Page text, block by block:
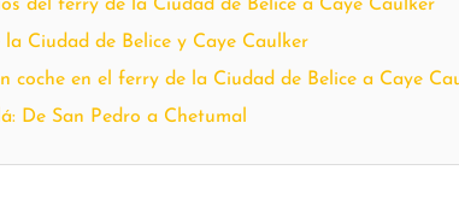
del ferry de la Ciudad de Belice a Caye Caulker
Ciudad de Belice y Caye Caulker
coche en el ferry de la Ciudad de Belice a Caye
De San Pedro a Chetumal